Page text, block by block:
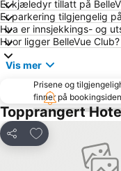
Er kjæledyr tillatt på
Er parkering tilgjengelig
Hva er innsjekkings- og
Hvor ligger BelleVue Club?
Vis mer
Prisene og
finner på
Topprangert
Del
Legg til i favoritter